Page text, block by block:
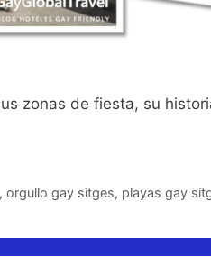
zonas de fiesta, su
orgullo gay sitges, playas gay